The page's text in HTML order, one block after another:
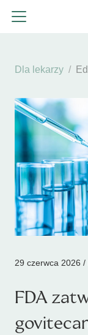
Dla lekarzy
29 czerwca 2026 /
FDA